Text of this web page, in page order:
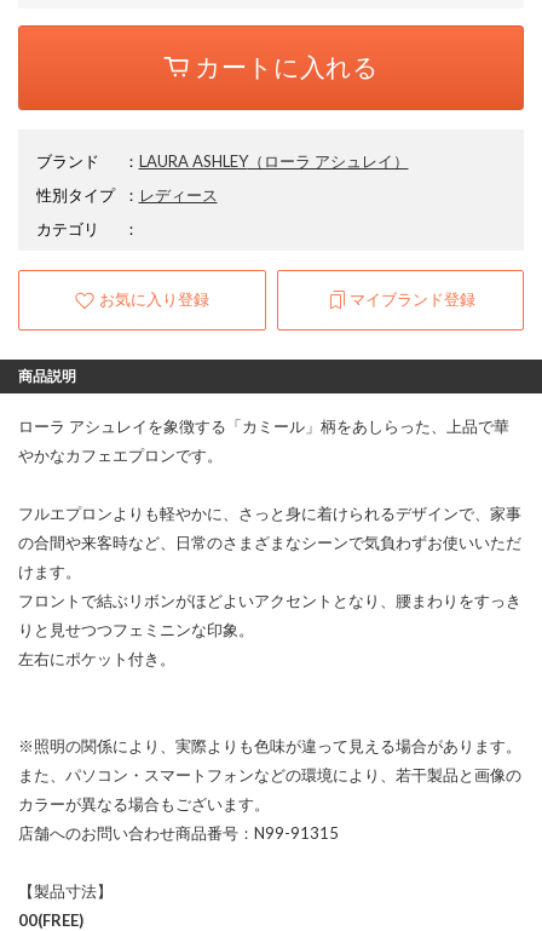
カートに入れる
ブランド ： LAURA ASHLEY（ローラ アシュレイ）
性別タイプ
： レディース
カテゴリ
：
お気に入り登録 マイブランド登録
商品説明
ローラ アシュレイを象徴する「カミール」柄をあしらった、上品で華
やかなカフェエプロンです。
フルエプロンよりも軽やかに、さっと身に着けられるデザインで、家事
の合間や来客時など、日常のさまざまなシーンで気負わずお使いいただ
けます。
フロントで結ぶリボンがほどよいアクセントとなり、腰まわりをすっき
りと見せつつフェミニンな印象。
左右にポケット付き。
※照明の関係により、実際よりも色味が違って見える場合があります。
また、パソコン・スマートフォンなどの環境により、若干製品と画像の
カラーが異なる場合もございます。
店舗へのお問い合わせ商品番号：N99-91315
【製品寸法】
00(FREE)